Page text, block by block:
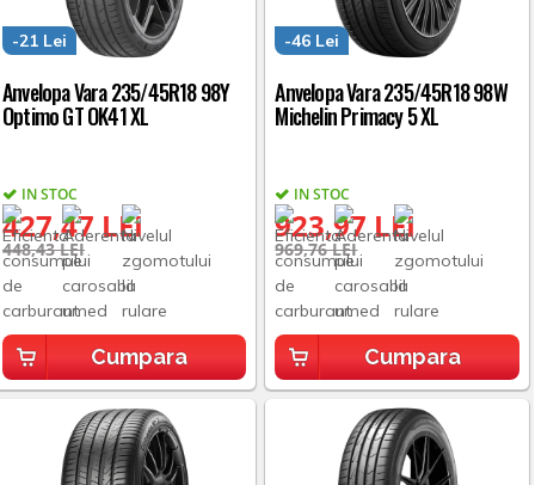
Anvelopa Vara 235/45R18 98Y
Optimo GT OK41 XL
IN STOC
427,47 LEI
-21 Lei
448,43 LEI
Cumpara
Anvelopa Vara 235/45R18 98W
Michelin Primacy 5 XL
IN STOC
923,97 LEI
-46 Lei
969,76 LEI
Cumpara